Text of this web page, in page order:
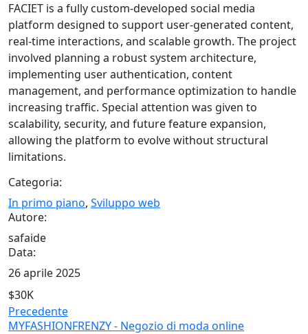
FACIET is a fully custom-developed social media
platform designed to support user-generated content,
real-time interactions, and scalable growth. The project
involved planning a robust system architecture,
implementing user authentication, content
management, and performance optimization to handle
increasing traffic. Special attention was given to
scalability, security, and future feature expansion,
allowing the platform to evolve without structural
limitations.
Categoria:
In primo piano, Sviluppo web
Autore:
safaide
Data:
26 aprile 2025
$30K
Precedente
MYFASHIONFRENZY - Negozio di moda online